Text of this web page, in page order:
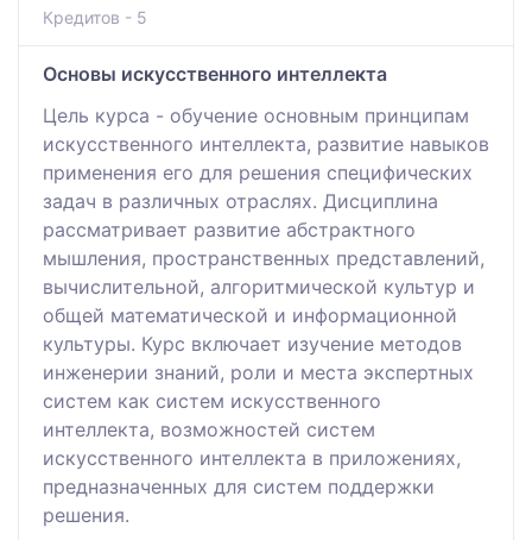
Кредитов - 5
Основы искусственного интеллекта
Цель курса - обучение основным принципам
искусственного интеллекта, развитие навыков
применения его для решения специфических
задач в различных отраслях. Дисциплина
рассматривает развитие абстрактного
мышления, пространственных представлений,
вычислительной, алгоритмической культур и
общей математической и информационной
культуры. Курс включает изучение методов
инженерии знаний, роли и места экспертных
систем как систем искусственного
интеллекта, возможностей систем
искусственного интеллекта в приложениях,
предназначенных для систем поддержки
решения.